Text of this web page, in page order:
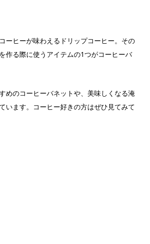
ーヒーが味わえるドリップコーヒー。その
作る際に使うアイテムの1つがコーヒーバ
めのコーヒーバネットや、美味しくなる淹
います。コーヒー好きの方はぜひ見てみて